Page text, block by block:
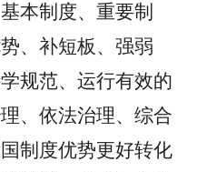
本制度、重要制
、补短板、强弱
规范、运行有效的
、依法治理、综合
制度优势更好转化